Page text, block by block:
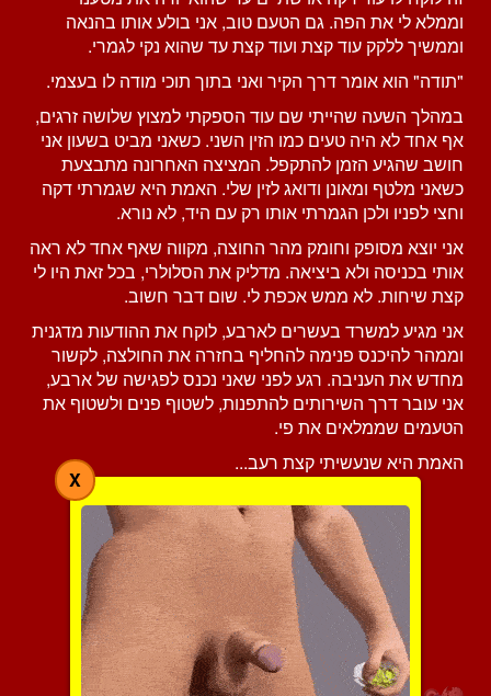
וממלא לי את הפה. גם הטעם טוב, אני בולע אותו בהנאה
וממשיך ללקק עוד קצת ועוד קצת עד שהוא נקי לגמרי.
"תודה" הוא אומר דרך הקיר ואני בתוך תוכי מודה לו בעצמי.
במהלך השעה שהייתי שם עוד הספקתי למצוץ שלושה זרגים,
אף אחד לא היה טעים כמו הזין השני. כשאני מביט בשעון אני
חושב שהגיע הזמן להתקפל. המציצה האחרונה מתבצעת
כשאני מלטף ומאונן ודואג לזין שלי. האמת היא שגמרתי דקה
וחצי לפניו ולכן הגמרתי אותו רק עם היד, לא נורא.
אני יוצא מסופק וחומק מהר החוצה, מקווה שאף אחד לא ראה
אותי בכניסה ולא ביציאה. מדליק את הסלולרי, בכל זאת היו לי
קצת שיחות. לא ממש אכפת לי. שום דבר חשוב.
אני מגיע למשרד בעשרים לארבע, לוקח את ההודעות מדגנית
וממהר להיכנס פנימה להחליף בחזרה את החולצה, לקשור
מחדש את העניבה. רגע לפני שאני נכנס לפגישה של ארבע,
אני עובר דרך השירותים להתפנות, לשטוף פנים ולשטוף את
הטעמים שממלאים את פי.
האמת היא שנעשיתי קצת רעב...
X